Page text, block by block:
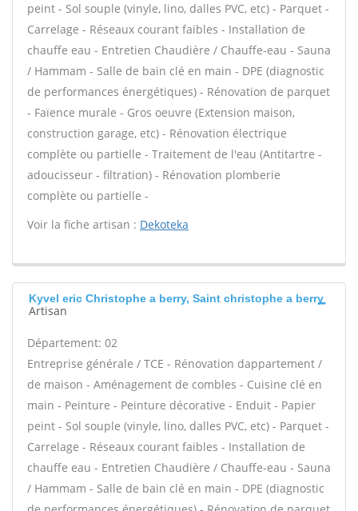
peint - Sol souple (vinyle, lino, dalles PVC, etc) - Parquet -
Carrelage - Réseaux courant faibles - Installation de
chauffe eau - Entretien Chaudière / Chauffe-eau - Sauna
/ Hammam - Salle de bain clé en main - DPE (diagnostic
de performances énergétiques) - Rénovation de parquet
- Faïence murale - Gros oeuvre (Extension maison,
construction garage, etc) - Rénovation électrique
complète ou partielle - Traitement de l'eau (Antitartre -
adoucisseur - filtration) - Rénovation plomberie
complète ou partielle -
Voir la fiche artisan : Dekoteka
Kyvel eric Christophe a berry, Saint christophe a berry
Artisan
Département: 02
Entreprise générale / TCE - Rénovation dappartement /
de maison - Aménagement de combles - Cuisine clé en
main - Peinture - Peinture décorative - Enduit - Papier
peint - Sol souple (vinyle, lino, dalles PVC, etc) - Parquet -
Carrelage - Réseaux courant faibles - Installation de
chauffe eau - Entretien Chaudière / Chauffe-eau - Sauna
/ Hammam - Salle de bain clé en main - DPE (diagnostic